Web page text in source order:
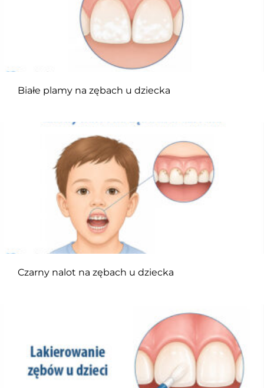
Białe plamy na zębach u dziecka
Czarny nalot na zębach u dziecka